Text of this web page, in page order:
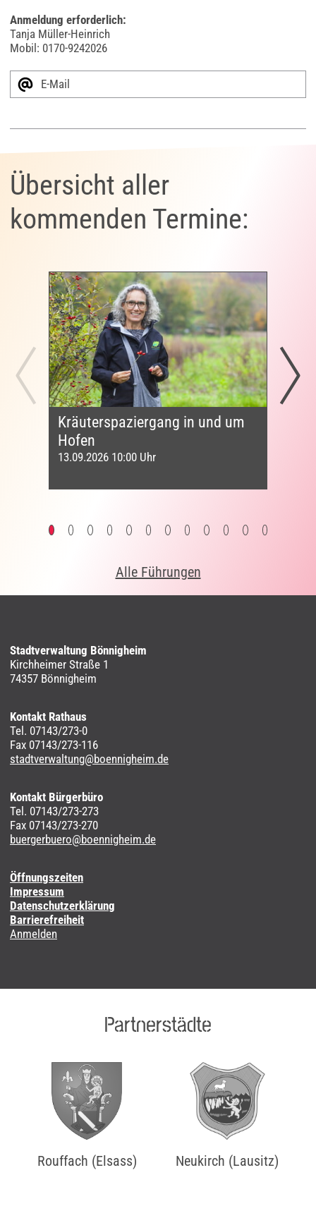
Anmeldung erforderlich:
Tanja Müller-Heinrich
Mobil: 0170-9242026
E-Mail
Übersicht aller
kommenden Termine:
Kräuterspaziergang in und um
Hofen
13.09.2026 10:00 Uhr
Alle Führungen
Stadtverwaltung Bönnigheim
Kirchheimer Straße 1
74357 Bönnigheim
Kontakt Rathaus
Tel. 07143/273-0
Fax 07143/273-116
stadtverwaltung@boennigheim.de
Kontakt Bürgerbüro
Tel. 07143/273-273
Fax 07143/273-270
buergerbuero@boennigheim.de
Öffnungszeiten
Impressum
Datenschutzerklärung
Barrierefreiheit
Anmelden
Partnerstädte
Rouffach (Elsass) Neukirch (Lausitz)